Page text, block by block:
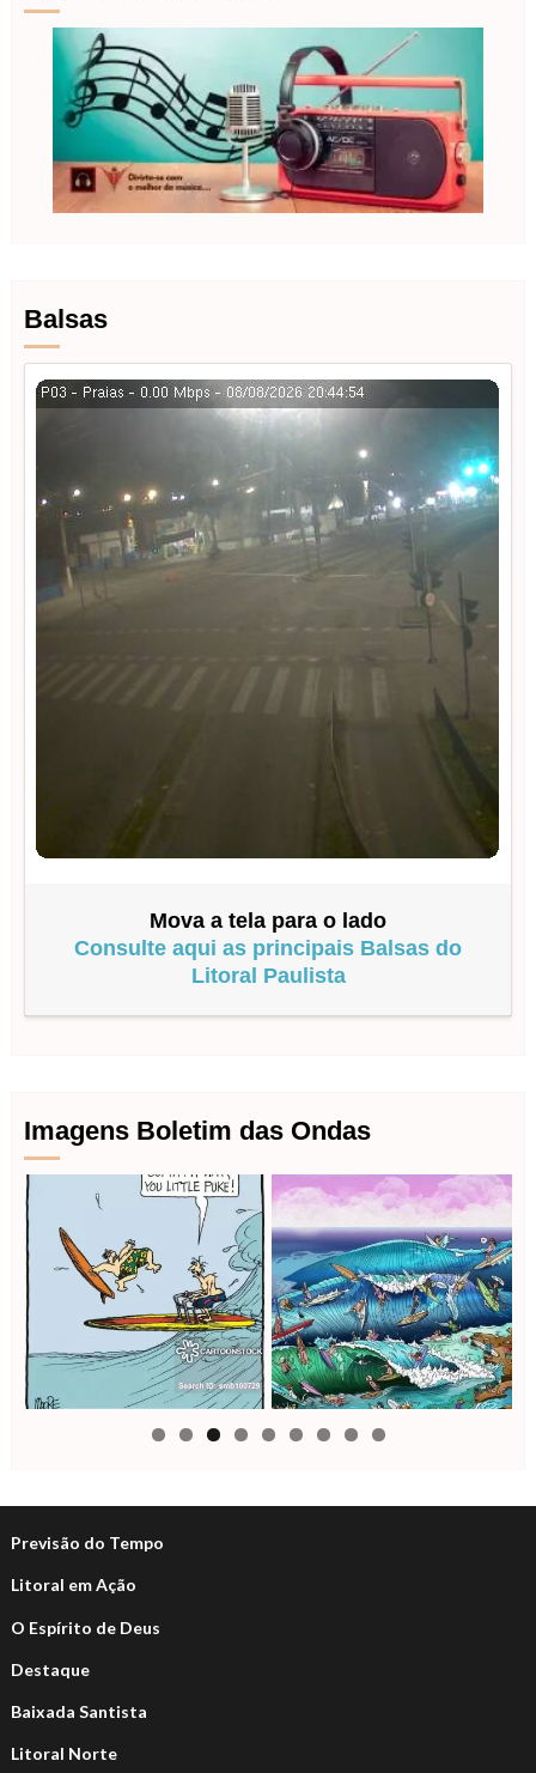
Balsas
Mova a tela para o lado
Consulte aqui as principais Balsas do
Litoral Paulista
Imagens Boletim das Ondas
Previsão do Tempo
Litoral em Ação
O Espírito de Deus
Destaque
Baixada Santista
Litoral Norte